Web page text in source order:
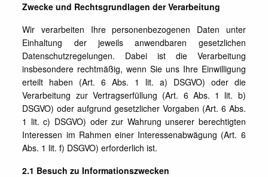
Zwecke und Rechtsgrundlagen der Verarbeitung
Wir verarbeiten Ihre personenbezogenen Daten unter
Einhaltung der jeweils anwendbaren gesetzlichen
Datenschutzregelungen. Dabei ist die Verarbeitung
insbesondere rechtmäßig, wenn Sie uns Ihre Einwilligung
erteilt haben (Art. 6 Abs. 1 lit. a) DSGVO) oder die
Verarbeitung zur Vertragserfüllung (Art. 6 Abs. 1 lit. b)
DSGVO) oder aufgrund gesetzlicher Vorgaben (Art. 6 Abs.
1 lit. c) DSGVO) oder zur Wahrung unserer berechtigten
Interessen im Rahmen einer Interessenabwägung (Art. 6
Abs. 1 lit. f) DSGVO) erforderlich ist.
2.1 Besuch zu Informationszwecken